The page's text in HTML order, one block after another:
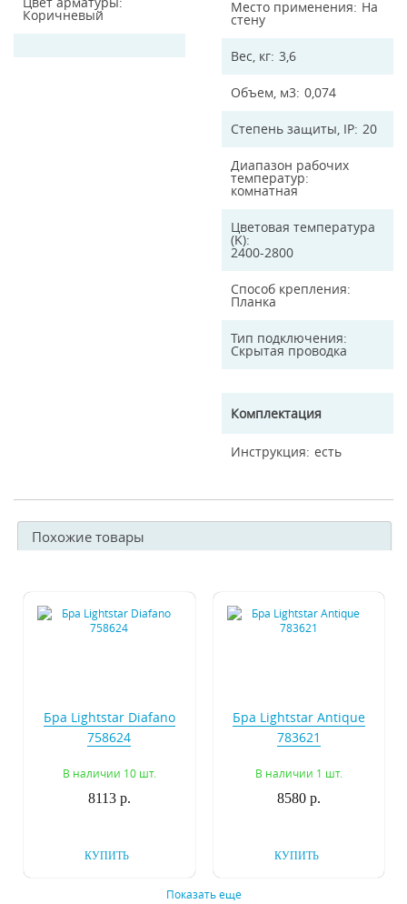
Коричневый Место применения На
стену
Вес, кг 3,6
Объем, м3 0,074
Степень защиты, IP 20
Диапазон рабочих
температур
комнатная
Цветовая температура
(K)
2400-2800
Способ крепления
Планка
Тип подключения
Скрытая проводка
Комплектация
Инструкция есть
Похожие товары
Бра Lightstar Diafano
758624
В наличии 10 шт.
8113 р.
КУПИТЬ
Бра Lightstar Antique
783621
В наличии 1 шт.
8580 р.
КУПИТЬ
Показать еще